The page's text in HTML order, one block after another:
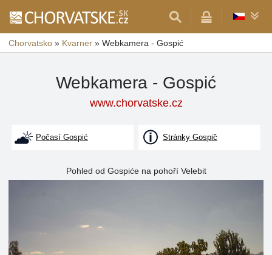
Chorvatsko » Kvarner » Webkamera - Gospić
Webkamera - Gospić
www.chorvatske.cz
Počasí Gospić Stránky Gospič
Pohled od Gospiće na pohoří Velebit